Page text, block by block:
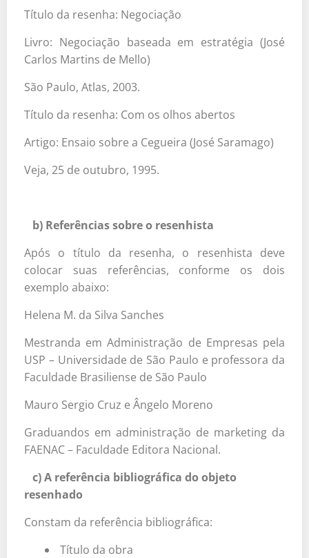
Título da resenha: Negociação
Livro: Negociação baseada em estratégia (José
Carlos Martins de Mello)
São Paulo, Atlas, 2003.
Título da resenha: Com os olhos abertos
Artigo: Ensaio sobre a Cegueira (José Saramago)
Veja, 25 de outubro, 1995.
b) Referências sobre o resenhista
Após o título da resenha, o resenhista deve
colocar suas referências, conforme os dois
exemplo abaixo:
Helena M. da Silva Sanches
Mestranda em Administração de Empresas pela
USP – Universidade de São Paulo e professora da
Faculdade Brasiliense de São Paulo
Mauro Sergio Cruz e Ângelo Moreno
Graduandos em administração de marketing da
FAENAC – Faculdade Editora Nacional.
c) A referência bibliográfica do objeto
resenhado
Constam da referência bibliográfica:
Título da obra